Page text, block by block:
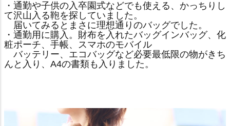
・通勤や子供の入卒園式などでも使える、かっちりし
て沢山入る鞄を探していました。
届いてみるとまさに理想通りのバッグでした。
・通勤用に購入。財布を入れたバッグインバッグ、化
粧ポーチ、手帳、スマホのモバイル
バッテリー、エコバッグなど必要最低限の物がきち
んと入り、A4の書類も入りました。